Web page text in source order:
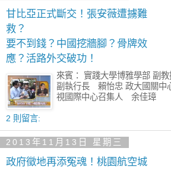
甘比亞正式斷交！張安薇遭擄難
救？
要不到錢？中國挖牆腳？骨牌效
應？活路外交破功！
來賓： 實踐大學博雅學部 副
副執行長 賴怡忠 政大國關中
視國際中心召集人 余佳璋
2 則留言:
2013年11月13日 星期三
政府徵地再添冤魂！桃園航空城